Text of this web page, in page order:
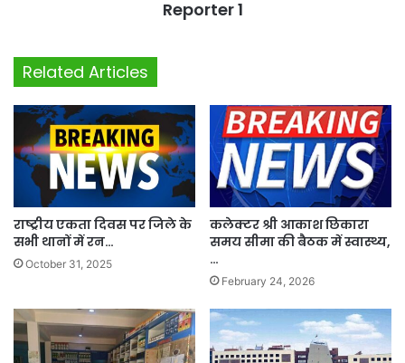
Reporter 1
Related Articles
राष्ट्रीय एकता दिवस पर जिले के
सभी थानों में रन…
October 31, 2025
कलेक्टर श्री आकाश छिकारा
समय सीमा की बैठक में स्वास्थ्य,
…
February 24, 2026